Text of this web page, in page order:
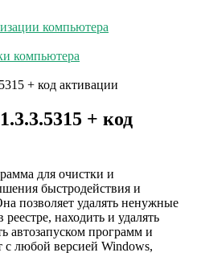
компьютера
компьютера
+ код активации
+ код
для очистки и
быстродействия и
позволяет удалять ненужные
находить и удалять
автозапуском программ и
с любой версией Windows,